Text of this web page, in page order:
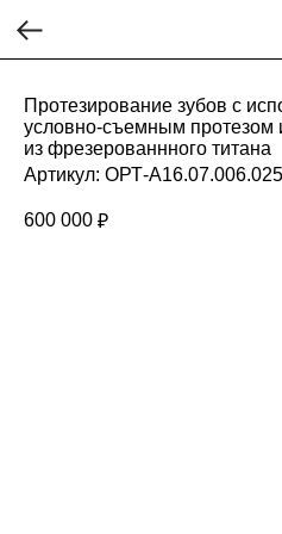
Протезирование зубов с
условно-съемным протезом
из фрезерованнного титана
Артикул: ОРТ-A16.07.006.025
600 000 ₽